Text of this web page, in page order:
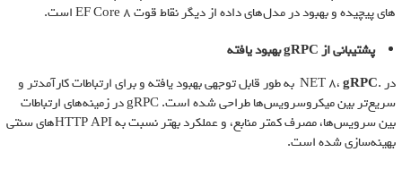
های پیچیده و بهبود در مدل‌های داده از دیگر نقاط قوت EF Core 8 است.
پشتیبانی ازgRPCبهبود یافته
در .NET 8،gRPC
به طور قابل توجهی بهبود یافته و برای ارتباطات کارآمدتر و
سریع‌تر بین میکروسرویس‌ها طراحی شده است. gRPC در زمینه‌های ارتباطات
بین سرویس‌ها، مصرف کمتر منابع، و عملکرد بهتر نسبت به HTTP APIهای سنتی
بهینه‌سازی شده است.